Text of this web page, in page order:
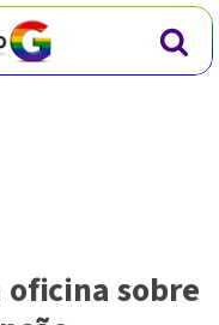
oficina sobre